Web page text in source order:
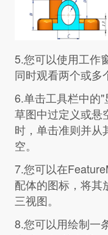
5.您可以使用工作
同时观看两个或多
6.单击工具栏中的
草图中过定义或悬
时，单击准则并从
空。
7.您可以在
配体的图标，将其
三视图。
8.您可以用绘制一